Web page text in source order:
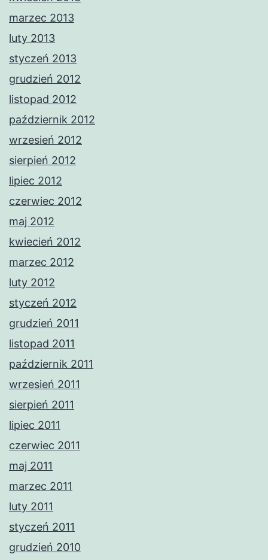
marzec 2013
luty 2013
styczeń 2013
grudzień 2012
listopad 2012
październik 2012
wrzesień 2012
sierpień 2012
lipiec 2012
czerwiec 2012
maj 2012
kwiecień 2012
marzec 2012
luty 2012
styczeń 2012
grudzień 2011
listopad 2011
październik 2011
wrzesień 2011
sierpień 2011
lipiec 2011
czerwiec 2011
maj 2011
marzec 2011
luty 2011
styczeń 2011
grudzień 2010